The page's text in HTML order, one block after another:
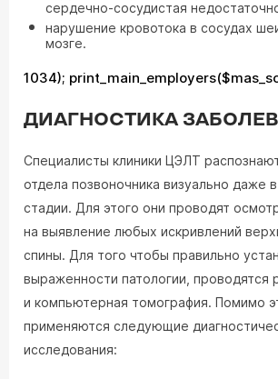
сердечно-сосудистая
нарушение кровотока в сосудах
мозге.
1034);
ДИАГНОСТИКА
Специалисты клиники ЦЭЛТ
отдела позвоночника визуально даже
стадии. Для этого они проводят
на выявление любых искривлений
спины. Для того чтобы правильно
выраженности патологии, проводятся
и компьютерная томография. Помимо
применяются следующие
исследования: